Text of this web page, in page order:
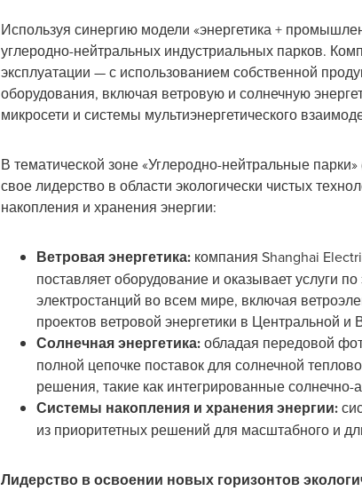
Используя синергию модели «энергетика +
углеродно-нейтральных индустриальных парков.
эксплуатации — с использованием собственной
оборудования, включая ветровую и солнечную
микросети и системы мультиэнергетического
В тематической зоне «Углеродно-нейтральные
свое лидерство в области экологически чистых
накопления и хранения энергии:
Ветровая энергетика:компания Shanghai
поставляет оборудование и оказывает услуги
электростанций во всем мире, включая
проектов ветровой энергетики в Центральной и
Солнечная энергетика:обладая передовой
полной цепочке поставок для солнечной
решения, такие как интегрированные
Системы накопления и хранения энергии:
из приоритетных решений для масштабного и
Лидерство в освоении новых горизонтов